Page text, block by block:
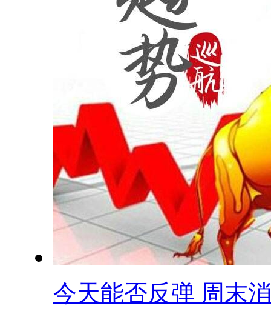
今天能否反弹 周末